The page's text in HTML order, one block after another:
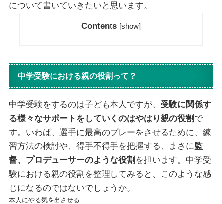
について書いていきたいと思います。
Contents [show]
中学受験における親の役割って？
中学受験をするのは子ども本人ですが、 受験に関係す
る様々なサポートをしていくのはやはり親の役割 で
す。いわば、選手に最高のプレーをさせるために、練
習方法の検討や、得手不得手を把握する、まさに監
督、プロデューサーのような役割 を担います。中学受
験における親の役割を整理してみると、このような感
じになるのではないでしょうか。
本人にやる気を出させる